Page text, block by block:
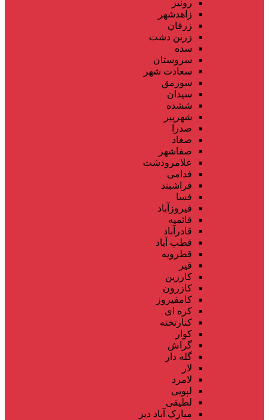
رونیز
زاهدشهر
زرقان
زرین دشت
سده
سروستان
سعادت شهر
سورمق
سیدان
ششده
شهرپیر
صدرا
صغاد
صفاشهر
علامرودشت
فدامی
فراشبند
فسا
فیروزآباد
قائمیه
قادرآباد
قطب آباد
قطرویه
قیر
کارزین
کازرون
کامفیروز
کره ای
کنارتخته
کوار
گراش
گله دار
لار
لامرد
لپویی
لطیفی
مبارک آباد دیز